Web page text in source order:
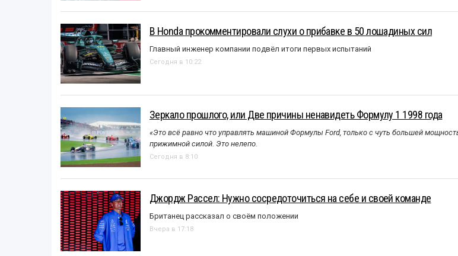
В Honda прокомментировали слухи о прибавке в 50 лошадиных сил
Главный инженер компании подвёл итоги первых испытаний
Сегодня в 10:22
Зеркало прошлого, или Две причины ненавидеть Формулу 1 1998 года
«Это всё равно что управлять машиной Формулы Ford, только с чуть большей
прижимной силой. Это нелепо.
Сегодня в 8:10
Джордж Рассел: Нужно сосредоточиться на себе и своей команде
Британец рассказал о своём положении
Вчера в 17:18